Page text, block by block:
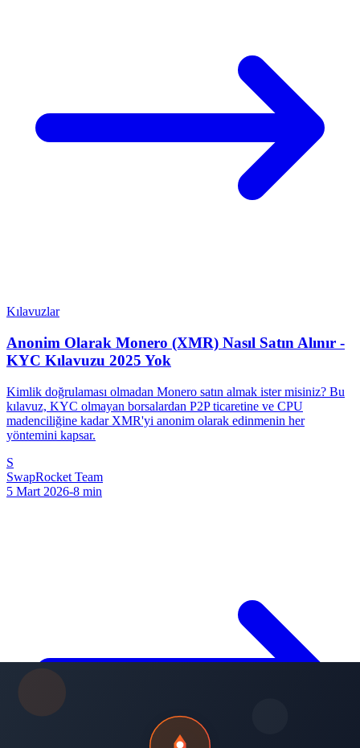
Kılavuzlar
Anonim Olarak Monero (XMR) Nasıl Satın Alınır -
KYC Kılavuzu 2025 Yok
Kimlik doğrulaması olmadan Monero satın almak ister misiniz? Bu
kılavuz, KYC olmayan borsalardan P2P ticaretine ve CPU
madenciliğine kadar XMR'yi anonim olarak edinmenin her
yöntemini kapsar.
S
SwapRocket Team
5 Mart 2026-8 min